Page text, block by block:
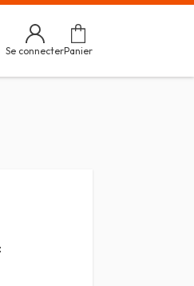
Se connecterPanier